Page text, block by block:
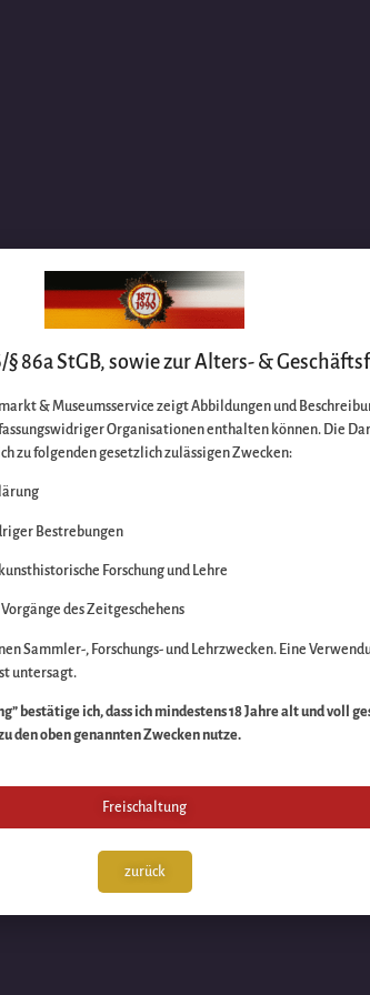
– schauen
§ 86a StGB, sowie zur Alters- &
& Museumsservice zeigt Abbildungen und
Organisationen enthalten können. Die
zu folgenden gesetzlich zulässigen Zwecken:
Bestrebungen
Forschung und Lehre
des Zeitgeschehens
Sammler-, Forschungs- und Lehrzwecken. Eine
untersagt.
bestätige ich, dass ich mindestens 18 Jahre alt und voll
den oben genannten Zwecken nutze.
Freischaltung
zurück